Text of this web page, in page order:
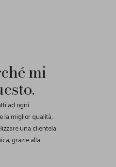
mi
ad ogni
la miglior qualità,
una clientela
grazie alla